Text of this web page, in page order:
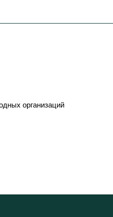
организаций